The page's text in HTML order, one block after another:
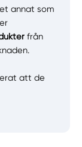
annat som
från
att de